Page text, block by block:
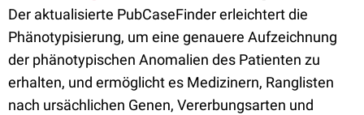
Der aktualisierte PubCaseFinder erleichtert die
Phänotypisierung, um eine genauere Aufzeichnung
der phänotypischen Anomalien des Patienten zu
erhalten, und ermöglicht es Medizinern, Ranglisten
nach ursächlichen Genen, Vererbungsarten und